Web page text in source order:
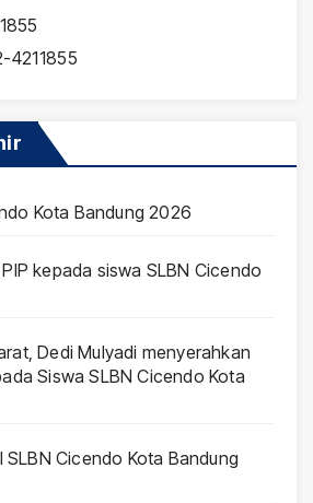
4211855
Kota Bandung 2026
kepada siswa SLBN Cicendo
Dedi Mulyadi menyerahkan
Siswa SLBN Cicendo Kota
SLBN Cicendo Kota Bandung